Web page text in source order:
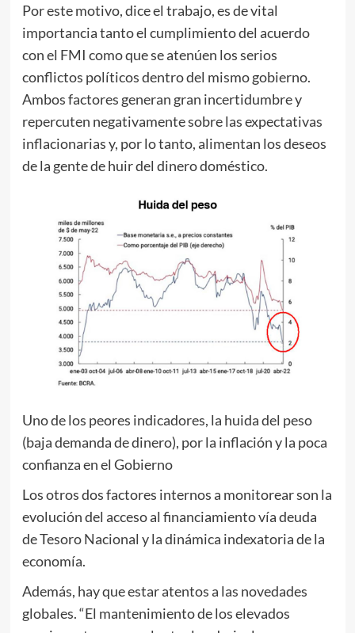
Por este motivo, dice el trabajo, es de vital
importancia tanto el cumplimiento del acuerdo
con el FMI como que se atenúen los serios
conflictos políticos dentro del mismo gobierno.
Ambos factores generan gran incertidumbre y
repercuten negativamente sobre las expectativas
inflacionarias y, por lo tanto, alimentan los deseos
de la gente de huir del dinero doméstico.
Uno de los peores indicadores, la huida del peso
(baja demanda de dinero), por la inflación y la poca
confianza en el Gobierno
Los otros dos factores internos a monitorear son la
evolución del acceso al financiamiento vía deuda
de Tesoro Nacional y la dinámica indexatoria de la
economía.
Además, hay que estar atentos a las novedades
globales. “El mantenimiento de los elevados